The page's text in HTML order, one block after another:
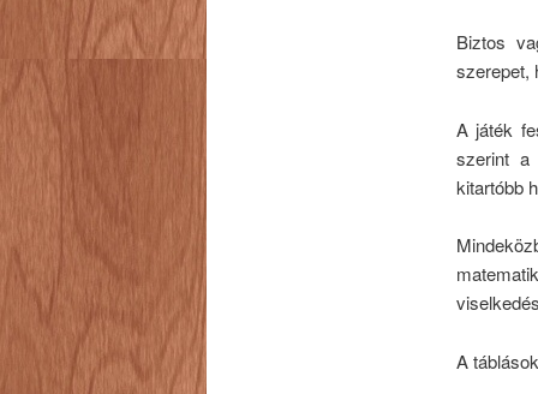
Biztos
szerepet,
A játék
szerint a
kitartóbb
A